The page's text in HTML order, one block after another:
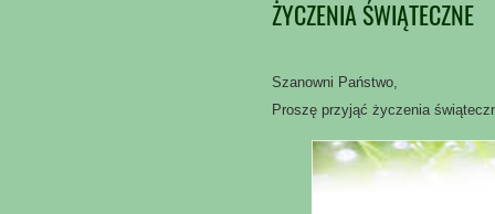
ŻYCZENIA ŚWIĄTECZNE
Szanowni Państwo,
Proszę przyjąć życzenia